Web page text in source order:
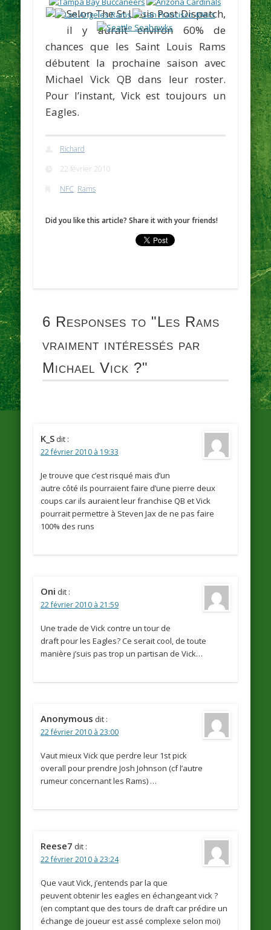
Selon The St Louis Post Dispatch,
il y aurait environ 60% de
chances que les Saint Louis Rams
débutent la prochaine saison avec
Michael Vick QB dans leur roster.
Pour l’instant, Vick est toujours un
Eagles.
Richard
22 février 2010
NFC, Rams
Did you like this article? Share it with your friends!
6 Responses to "Les Rams
vraiment intéressés par
Michael Vick ?"
K_S dit :
22 février 2010 à 19:33
Je trouve que c’est risqué mais d’un
autre côté ils pourraient faire d’une pierre deux
coups car ils auraient leur franchise QB et Vick
pourrait permettre à Steven Jax de ne pas faire
100% des runs
Oni dit :
22 février 2010 à 21:59
Une trade de Vick contre un tour de
draft pour les Eagles? Ce serait cool, de toute
manière j’suis pas trop un partisan de Vick…
Anonymous dit :
22 février 2010 à 23:00
Vaut mieux Vick que perdre leur 1st pick
overall pour prendre Josh Johnson (cf l’autre
rumeur concernant les Rams) …
Reese7 dit :
22 février 2010 à 23:24
Que vaut Vick, j’entends par la que
peuvent obtenir les eagles en échangeant vick ?
(en comptant que des tours de draft car prédire un
échange de joueur est assé complexe selon moi)